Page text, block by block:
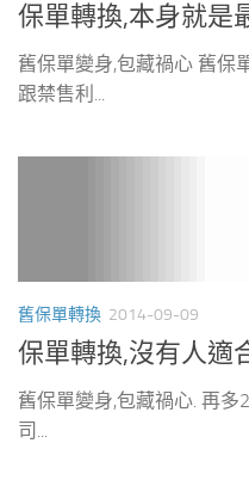
保單轉換,本身就是
舊保單變身,包藏禍心 舊保
跟禁售利...
舊保單轉換 2014-09-09
保單轉換,沒有人適
舊保單變身,包藏禍心. 再多
司...